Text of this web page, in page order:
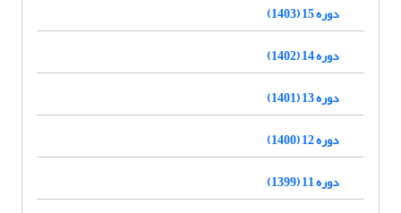
دوره 15 (1403)
دوره 14 (1402)
دوره 13 (1401)
دوره 12 (1400)
دوره 11 (1399)